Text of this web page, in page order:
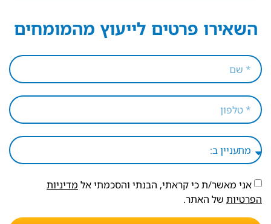
השאירו פרטים לייעוץ מהמומחים
אני מאשר/ת כי קראתי, הבנתי והסכמתי אל מדיניות
הפרטיות של האתר.